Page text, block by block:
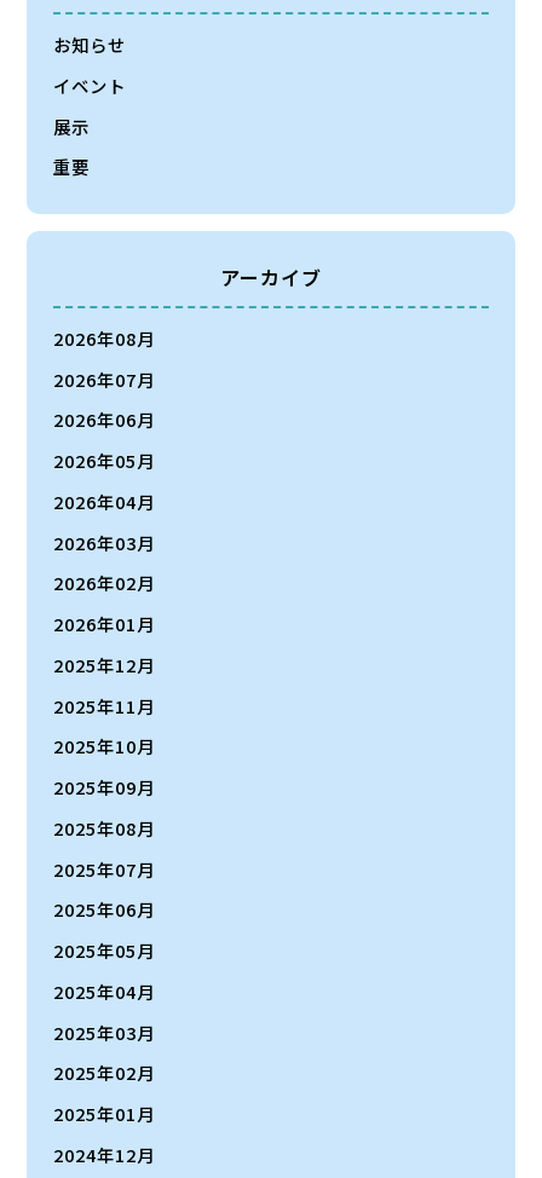
お知らせ
イベント
展示
重要
アーカイブ
2026年08月
2026年07月
2026年06月
2026年05月
2026年04月
2026年03月
2026年02月
2026年01月
2025年12月
2025年11月
2025年10月
2025年09月
2025年08月
2025年07月
2025年06月
2025年05月
2025年04月
2025年03月
2025年02月
2025年01月
2024年12月